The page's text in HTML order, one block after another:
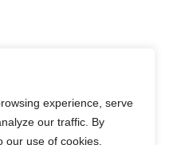
experience, serve
our traffic. By
our use of cookies.